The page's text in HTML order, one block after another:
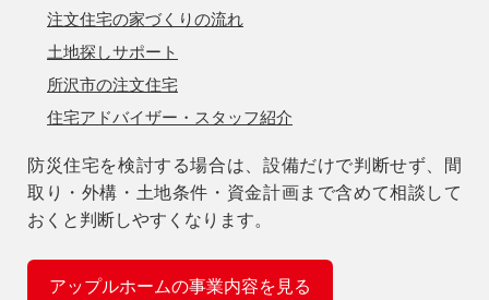
注文住宅の家づくりの流れ
土地探しサポート
所沢市の注文住宅
住宅アドバイザー・スタッフ紹介
防災住宅を検討する場合は、設備だけで判断せず、間
取り・外構・土地条件・資金計画まで含めて相談して
おくと判断しやすくなります。
アップルホームの事業内容を見る